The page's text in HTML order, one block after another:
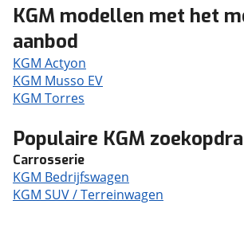
KGM modellen met het
aanbod
KGM Actyon
KGM Musso EV
KGM Torres
Populaire KGM
Carrosserie
KGM Bedrijfswagen
KGM SUV / Terreinwagen